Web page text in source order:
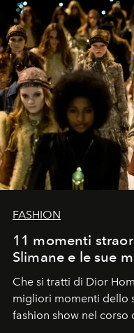
FASHION
11 momenti
Slimane e le sue
Che si tratti di Dior
migliori momenti dello
fashion show nel corso